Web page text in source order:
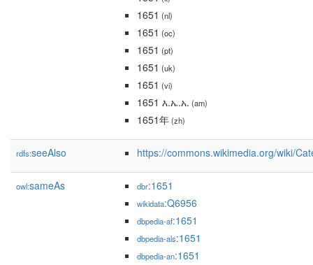
1651 (nl)
1651 (oc)
1651 (pt)
1651 (uk)
1651 (vi)
1651 እ.ኤ.አ. (am)
1651年(zh)
rdfs:seeAlso https://commons.wikimedia.org/wiki/
owl:sameAs dbr:1651
wikidata:Q6956
dbpedia-af:1651
dbpedia-als:1651
dbpedia-an:1651